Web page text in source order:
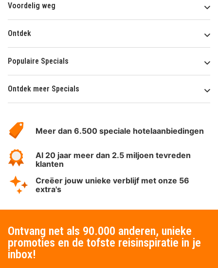
Voordelig weg
Ontdek
Populaire Specials
Ontdek meer Specials
HotelSpecials
Meer dan 6.500 speciale hotelaanbiedingen
Al 20 jaar meer dan 2.5 miljoen tevreden
klanten
Creëer jouw unieke verblijf met onze 56
extra's
Ontvang net als 90.000 anderen, unieke
promoties en de tofste reisinspiratie in je
inbox!